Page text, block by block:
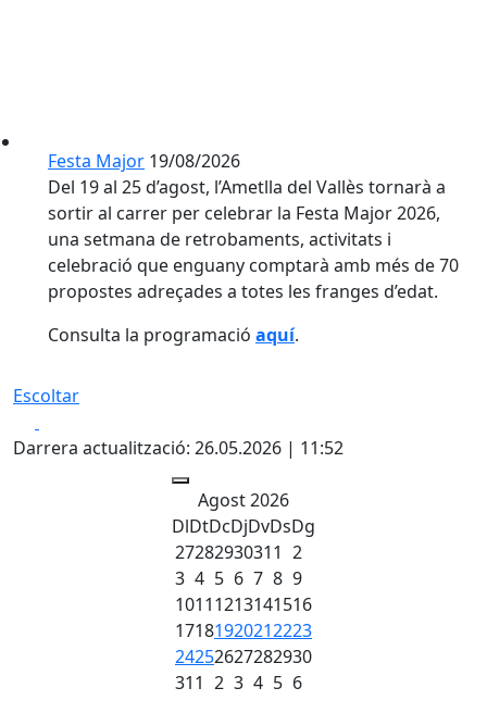
Festa Major 19/08/2026
Del 19 al 25 d’agost, l’Ametlla del Vallès tornarà a
sortir al carrer per celebrar la Festa Major 2026,
una setmana de retrobaments, activitats i
celebració que enguany comptarà amb més de 70
propostes adreçades a totes les franges d’edat.
Consulta la programació aquí.
Escoltar
Darrera actualització: 26.05.2026 | 11:52
Agost 2026
DlDtDcDjDvDsDg
27282930311 2
3 4 5 6 7 8 9
10111213141516
17181920212223
24252627282930
311 2 3 4 5 6